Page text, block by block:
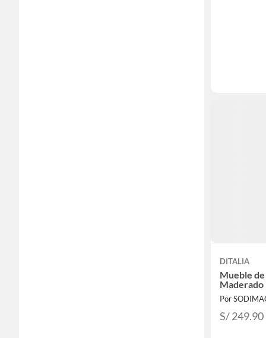
DITALIA
Mueble
Maderado
Por
S/ 249.90